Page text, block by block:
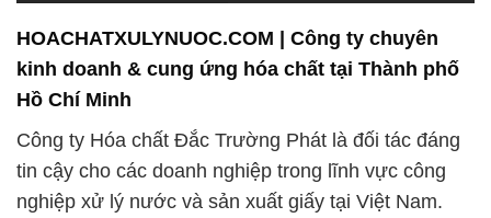
HOACHATXULYNUOC.COM | Công ty chuyên
kinh doanh & cung ứng hóa chất tại Thành phố
Hồ Chí Minh
Công ty Hóa chất Đắc Trường Phát là đối tác đáng
tin cậy cho các doanh nghiệp trong lĩnh vực công
nghiệp xử lý nước và sản xuất giấy tại Việt Nam.